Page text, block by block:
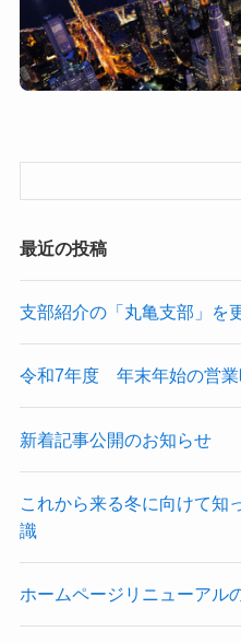
最近の投稿
支部紹介の「丸亀支部」を
令和7年度 年末年始の営業
新着記事公開のお知らせ
これから来る冬に向けて知
識
ホームページリニューアル